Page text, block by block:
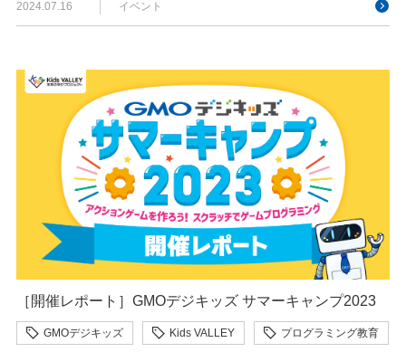
2024.07.16 イベント
［開催レポート］GMOデジキッズ サマーキャンプ2023
GMOデジキッズ Kids VALLEY プログラミング教育